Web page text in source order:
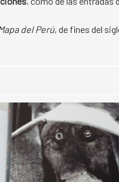
del Perú, de fines del